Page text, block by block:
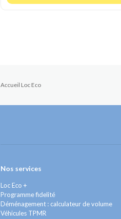
Accueil Loc Eco
Nos services
Loc Eco +
Programme fidelité
Déménagement : calculateur de volume
Véhicules TPMR